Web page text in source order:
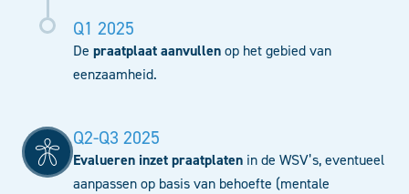
Q1 2025
De praatplaat aanvullenop het gebied van
eenzaamheid.
Q2-Q3 2025
Evalueren inzet praatplaten in de WSV’s, eventueel
aanpassen op basis van behoefte (mentale